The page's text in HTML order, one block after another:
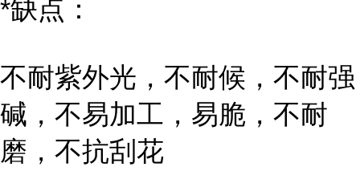
*缺点：
不耐紫外光，不耐候，不耐强
碱，不易加工，易脆，不耐
磨，不抗刮花